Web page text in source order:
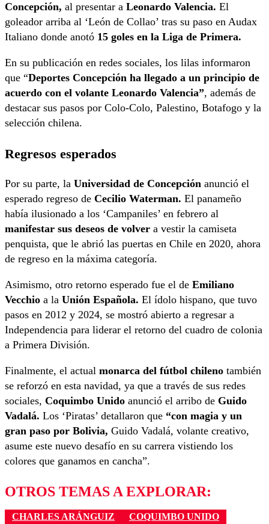
Concepción, al presentar a Leonardo Valencia. El
goleador arriba al ‘León de Collao’ tras su paso en Audax
Italiano donde anotó 15 goles en la Liga de Primera.
En su publicación en redes sociales, los lilas informaron
que “Deportes Concepción ha llegado a un principio de
acuerdo con el volante Leonardo Valencia”, además de
destacar sus pasos por Colo-Colo, Palestino, Botafogo y la
selección chilena.
Regresos esperados
Por su parte, la Universidad de Concepción anunció el
esperado regreso de Cecilio Waterman. El panameño
había ilusionado a los ‘Campaniles’ en febrero al
manifestar sus deseos de volver a vestir la camiseta
penquista, que le abrió las puertas en Chile en 2020, ahora
de regreso en la máxima categoría.
Asimismo, otro retorno esperado fue el de Emiliano
Vecchio a la Unión Española. El ídolo hispano, que tuvo
pasos en 2012 y 2024, se mostró abierto a regresar a
Independencia para liderar el retorno del cuadro de colonia
a Primera División.
Finalmente, el actual monarca del fútbol chileno también
se reforzó en esta navidad, ya que a través de sus redes
sociales, Coquimbo Unido anunció el arribo de Guido
Vadalá. Los ‘Piratas’ detallaron que “con magia y un
gran paso por Bolivia, Guido Vadalá, volante creativo,
asume este nuevo desafío en su carrera vistiendo los
colores que ganamos en cancha”.
OTROS TEMAS A EXPLORAR:
CHARLES ARÁNGUIZ COQUIMBO UNIDO